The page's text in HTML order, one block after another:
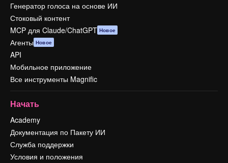
Генератор голоса на основе ИИ
Стоковый контент
MCP для Claude/ChatGPT Новое
Агенты Новое
API
Мобильное приложение
Все инструменты Magnific
Начать
Academy
Документация по Пакету ИИ
Служба поддержки
Условия и положения